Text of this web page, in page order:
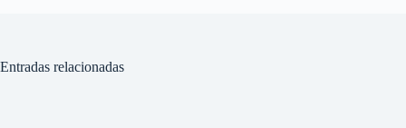
Entradas relacionadas